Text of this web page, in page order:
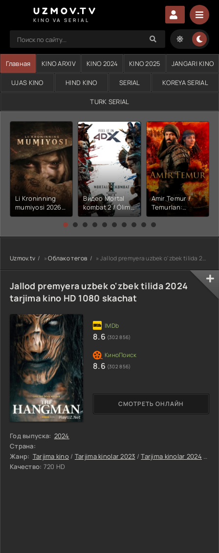
UZMOV.TV
KINO VA SERIAL
Главная KINO ARXIV KINO 2024 KINO 2025 JANGARI KINO
UJAS KINO HIND KINO SERIAL KOREYA SERIAL
TURK SERIAL
Li Kroninning
mumiyosi 2026
(uzbek tilida
kino) tarjima HD
Видео Mortal
kombat 2 / Ólim
jangi 2 (2026)
Uzbek tilida
Amir Temur /
Temurlan:
Fathchining
yuksalishi
tarjima kino Full
HD tas-ix
Uzmov.tv »Облако тегов » Jallod premyera uzbek o'zbek tilida 2024 tarjima kino HD 1080 skachat
Jallod premyera uzbek o'zbek tilida 2024
tarjima kino HD 1080 skachat
Год выпуска: 2024
Страна:
Жанр: Tarjima kino / Tarjima kinolar 2023 /Tarjima kinolar 2024
Качество: 720 HD
СМОТРЕТЬ ОНЛАЙН
8.6 (302 856)
8.6 (302 856)